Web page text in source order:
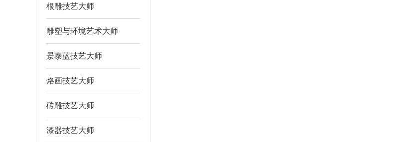
根雕技艺大师
雕塑与环境艺术大师
景泰蓝技艺大师
烙画技艺大师
砖雕技艺大师
漆器技艺大师